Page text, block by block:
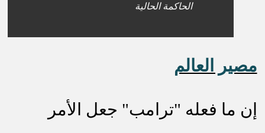
الحاكمة الحالية
مصير العالم
إن ما فعله "ترامب" جعل الأمر